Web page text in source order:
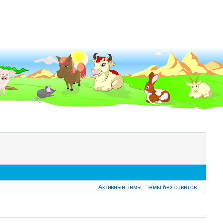
Активные темы Темы без ответов